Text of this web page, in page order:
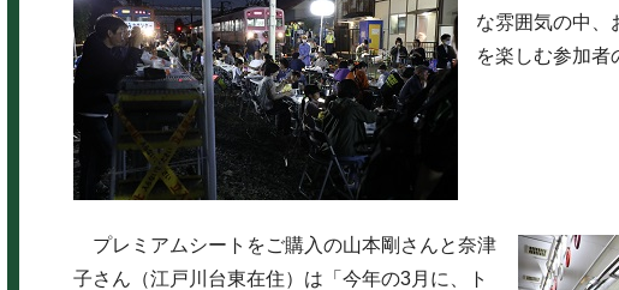
な雰囲気の中、
を楽しむ参加
プレミアムシートをご購入の山本剛さんと奈津
子さん（江戸川台東在住）は「今年の3月に、ト